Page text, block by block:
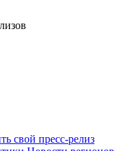
свой пресс-релиз